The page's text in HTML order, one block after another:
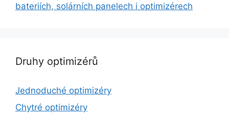
bateriích, solárních panelech i optimizérech
Druhy optimizérů
Jednoduché optimizéry
Chytré optimizéry